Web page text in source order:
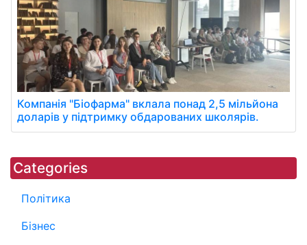
Компанія "Біофарма" вклала понад 2,5 мільйона
доларів у підтримку обдарованих школярів.
Categories
Політика
Бізнес